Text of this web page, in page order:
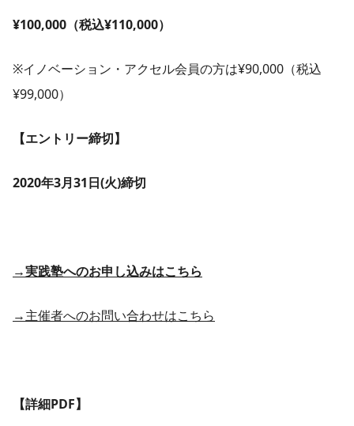
¥100,000（税込¥110,000）
※イノベーション・アクセル会員の方は¥90,000（税込
¥99,000）
【エントリー締切】
2020年3月31日(火)締切
→実践塾へのお申し込みはこちら
→主催者へのお問い合わせはこちら
【詳細PDF】